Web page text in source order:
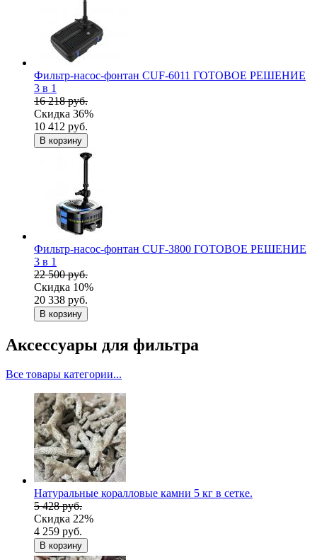
Фильтр-насос-фонтан CUF-6011 ГОТОВОЕ РЕШЕНИЕ
3 в 1
16 218 руб.
Скидка 36%
10 412 руб.
В корзину
Фильтр-насос-фонтан CUF-3800 ГОТОВОЕ РЕШЕНИЕ
3 в 1
22 500 руб.
Скидка 10%
20 338 руб.
В корзину
Аксессуары для фильтра
Все товары категории...
Натуральные коралловые камни 5 кг в сетке.
5 428 руб.
Скидка 22%
4 259 руб.
В корзину